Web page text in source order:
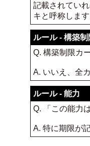
記載されてい
キと呼称します
ルール - 構築制
Q. 構築制限カ
A. いいえ、全
ルール - 能力
Q. 「この能力
A. 特に期限が